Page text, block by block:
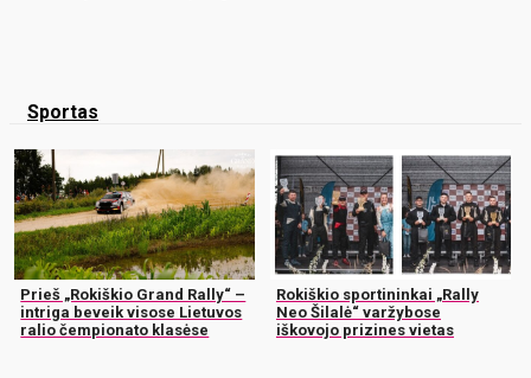
Sportas
Prieš „Rokiškio Grand Rally“ –
intriga beveik visose Lietuvos
ralio čempionato klasėse
Rokiškio sportininkai „Rally
Neo Šilalė“ varžybose
iškovojo prizines vietas